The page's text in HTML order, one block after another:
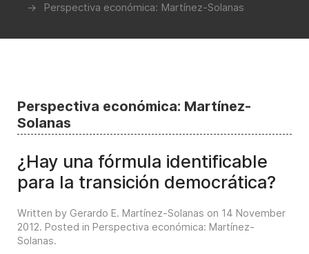
Perspectiva económica: Martínez-Solanas
Perspectiva económica: Martínez-
Solanas
¿Hay una fórmula identificable
para la transición democrática?
Written by Gerardo E. Martínez-Solanas on 14 November
2012. Posted in Perspectiva económica: Martínez-
Solanas.